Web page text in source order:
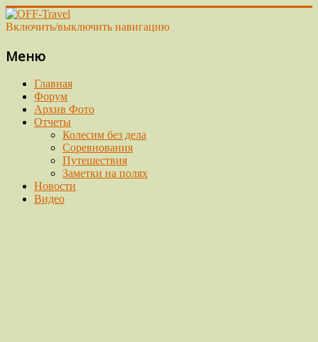
Включить/выключить навигацию
Меню
Главная
Форум
Архив Фото
Отчеты
Колесим без дела
Соревнования
Путешествия
Заметки на полях
Новости
Видео